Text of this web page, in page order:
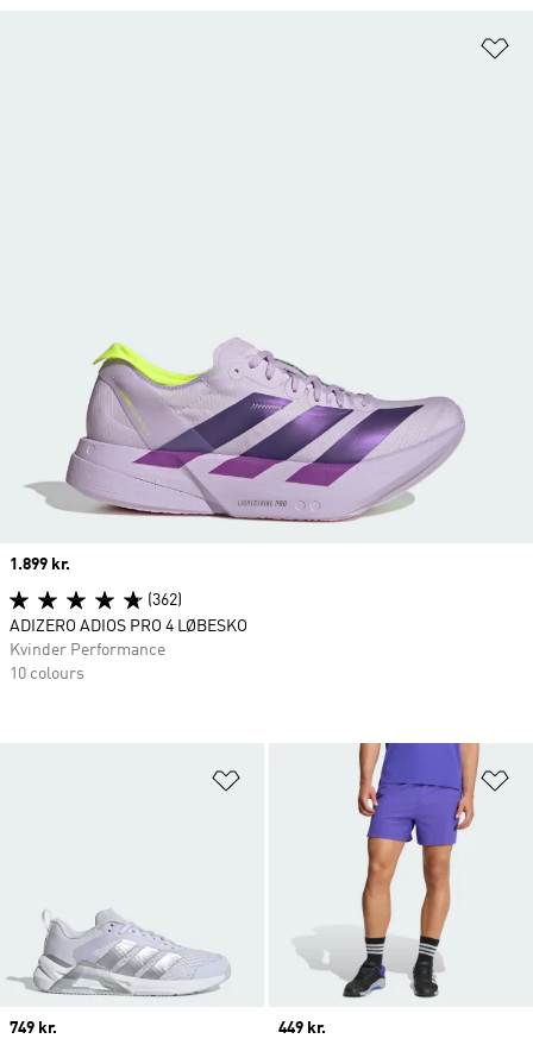
Føj til ønskeliste
Price
749 kr.
Price
449 kr.
Price
1.899 kr.
(362)
ADIZERO ADIOS PRO 4 LØBESKO
Kvinder Performance
10 colours